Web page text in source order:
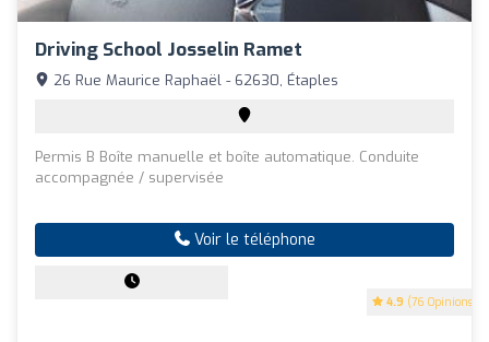
Driving School Josselin Ramet
4.9 (76 Opinions)
26 Rue Maurice Raphaël - 62630, Étaples
Permis B Boîte manuelle et boîte automatique. Conduite
accompagnée / supervisée
Voir le téléphone